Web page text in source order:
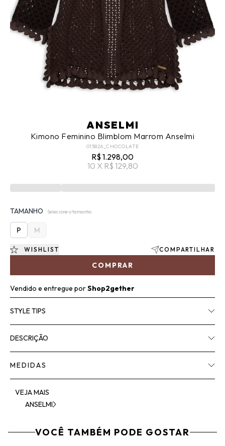
ANSELMI
Kimono Feminino Blimblom Marrom Anselmi
015826_CHOCOLATE
R$ 1.298,00
10 X R$ 129,80
TAMANHO Selecione o tamanho
P M
COMPRAR
WISHLIST COMPARTILHAR
Vendido e entregue porShop2gether
STYLE TIPS
DESCRIÇÃO
MEDIDAS
VEJA MAIS
ANSELMI
VOCÊ TAMBÉM PODE GOSTAR